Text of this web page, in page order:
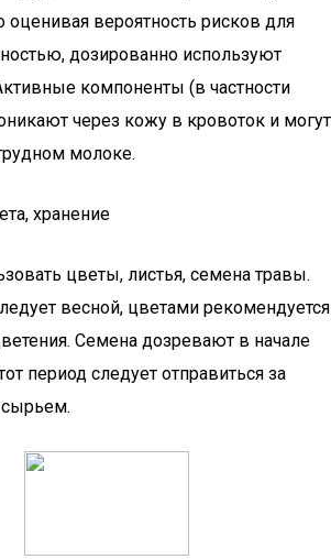
оценивая вероятность рисков для
дозированно используют
компоненты (в частности
через кожу в кровоток и могут
молоке.
хранение
цветы, листья, семена травы.
весной, цветами рекомендуется
Семена дозревают в начале
период следует отправиться за